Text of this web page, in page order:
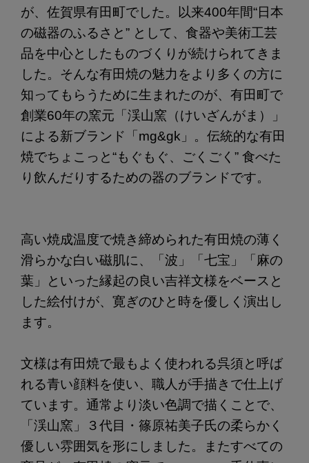
が、佐賀県有田町でした。以来400年間“日本
の磁器のふるさと” として、食器や美術工芸
品を中心としたものづくりが続けられてきま
した。そんな有田焼の魅力をより多くの方に
知ってもらうために生まれたのが、有田町で
創業60年の窯元「渓山窯（けいざんがま）」
による新ブランド「mg&gk」。伝統的な有田
焼でちょこっと“もぐもぐ、ごくごく” 食べた
り飲んだりするための器のブランドです。
高い焼成温度で焼き締められた有田焼の薄く
滑らかな白い磁肌に、「波」「七宝」「麻の
葉」といった縁起の良い吉祥文様をベースと
した絵付けが、寛ぎのひと時を優しく演出し
ます。
文様は有田焼で最もよく使われる呉須と呼ば
れる青い顔料を使い、職人が手描きで仕上げ
ています。通常より淡い色調で描くことで、
「渓山窯」３代目・篠原祐美子氏の柔らかく
優しい雰囲気を形にしました。またすべての